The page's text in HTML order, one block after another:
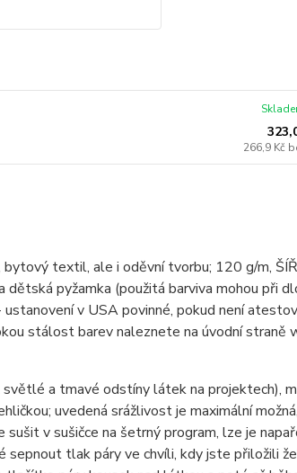
266,9 Kč
textil, ale i oděvní tvorbu; 120 g/m,
dětská pyžamka (použitá barviva mohou při
v USA povinné, pokud není
stálost barev naleznete na úvodní straně
a tmavé odstíny látek na projektech),
uvedená srážlivost je maximální
v sušičce na šetrný program, lze je
sepnout tlak páry ve chvíli, kdy jste přiložili